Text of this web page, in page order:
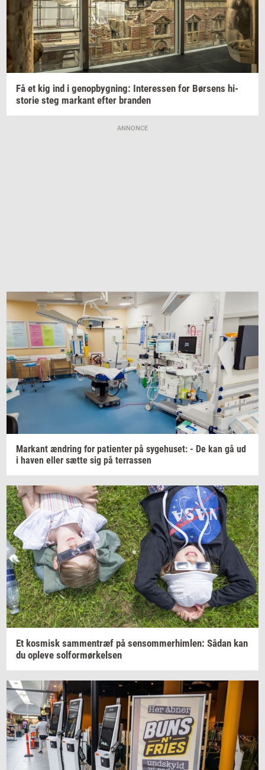
Få et kig ind i genop­byg­ning: In­ter­es­sen for Bør­sens hi­
sto­rie steg mar­kant efter bran­den
ANNONCE
Mar­kant æn­dring for pa­tien­ter på sy­ge­hu­set: - De kan gå ud
i haven eller sætte sig på ter­ras­sen
Et kos­misk sam­men­træf på sen­som­mer­him­len: Sådan kan
du op­le­ve sol­for­mør­kel­sen